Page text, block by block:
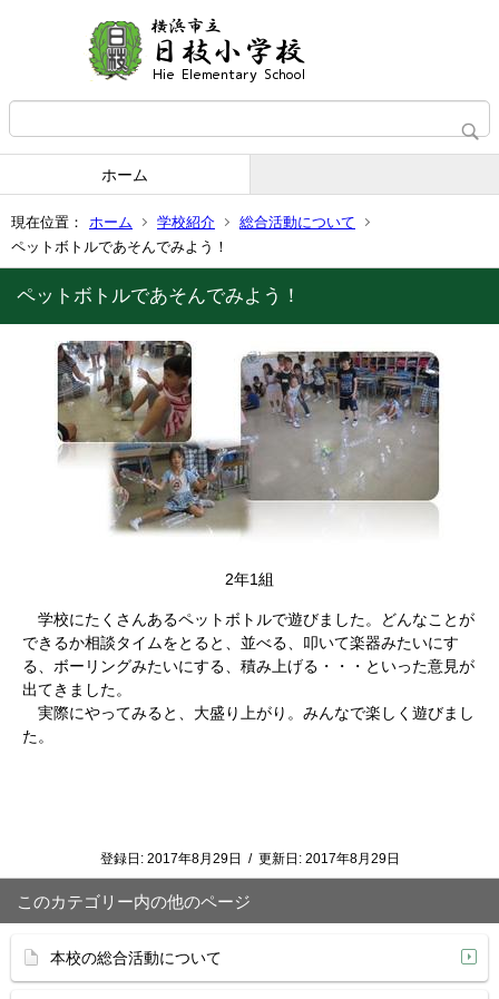
ホーム
現在位置： ホーム 学校紹介
総合活動について
ペットボトルであそんでみよう！
ペットボトルであそんでみよう！
2年1組
学校にたくさんあるペットボトルで遊びました。どんなことが
できるか相談タイムをとると、並べる、叩いて楽器みたいにす
る、ボーリングみたいにする、積み上げる・・・といった意見が
出てきました。
実際にやってみると、大盛り上がり。みんなで楽しく遊びまし
た。
登録日: 2017年8月29日 / 更新日: 2017年8月29日
このカテゴリー内の他のページ
本校の総合活動について